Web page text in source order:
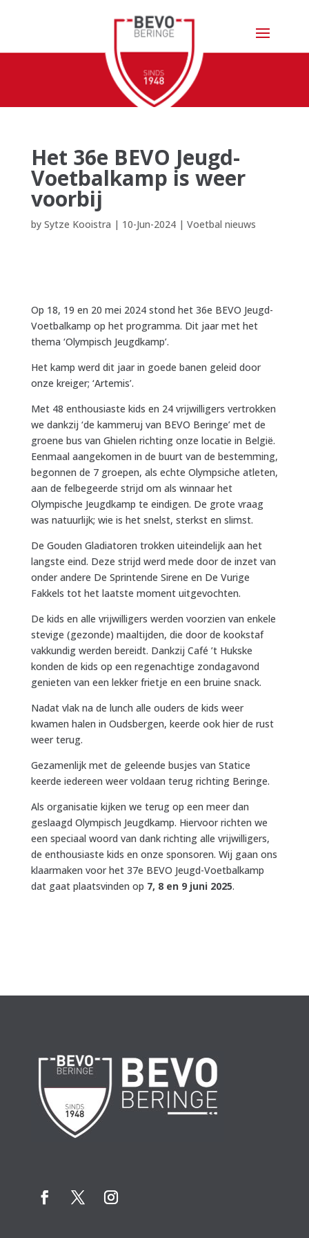
Het 36e BEVO Jeugd-
Voetbalkamp is weer
voorbij
by Sytze Kooistra | 10-Jun-2024| Voetbal nieuws
Op 18, 19 en 20 mei 2024 stond het 36e BEVO Jeugd-
Voetbalkamp op het programma. Dit jaar met het
thema ‘Olympisch Jeugdkamp’.
Het kamp werd dit jaar in goede banen geleid door
onze kreiger; ‘Artemis’.
Met 48 enthousiaste kids en 24 vrijwilligers vertrokken
we dankzij ‘de kammeruj van BEVO Beringe’ met de
groene bus van Ghielen richting onze locatie in België.
Eenmaal aangekomen in de buurt van de bestemming,
begonnen de 7 groepen, als echte Olympsiche atleten,
aan de felbegeerde strijd om als winnaar het
Olympische Jeugdkamp te eindigen. De grote vraag
was natuurlijk; wie is het snelst, sterkst en slimst.
De Gouden Gladiatoren trokken uiteindelijk aan het
langste eind. Deze strijd werd mede door de inzet van
onder andere De Sprintende Sirene en De Vurige
Fakkels tot het laatste moment uitgevochten.
De kids en alle vrijwilligers werden voorzien van enkele
stevige (gezonde) maaltijden, die door de kookstaf
vakkundig werden bereidt. Dankzij Café ’t Hukske
konden de kids op een regenachtige zondagavond
genieten van een lekker frietje en een bruine snack.
Nadat vlak na de lunch alle ouders de kids weer
kwamen halen in Oudsbergen, keerde ook hier de rust
weer terug.
Gezamenlijk met de geleende busjes van Statice
keerde iedereen weer voldaan terug richting Beringe.
Als organisatie kijken we terug op een meer dan
geslaagd Olympisch Jeugdkamp. Hiervoor richten we
een speciaal woord van dank richting alle vrijwilligers,
de enthousiaste kids en onze sponsoren. Wij gaan ons
klaarmaken voor het 37e BEVO Jeugd-Voetbalkamp
dat gaat plaatsvinden op 7, 8 en 9 juni 2025.